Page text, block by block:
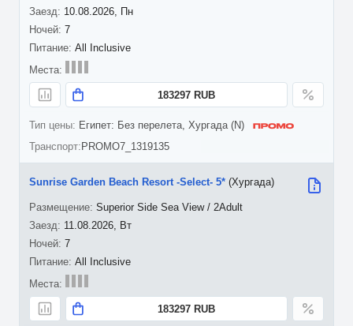
10.08.2026, Пн
7
All Inclusive
183297 RUB
Египет: Без перелета, Хургада (N)
PROMO7_1319135
11.08.2026, Вт
7
Sunrise Garden Beach Resort -Select- 5* (Хургада)
Superior Side Sea View / 2Adult
All Inclusive
183297 RUB